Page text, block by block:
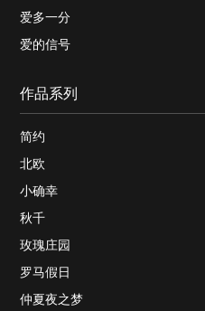
爱多一分
爱的信号
作品系列
简约
北欧
小确幸
秋千
玫瑰庄园
罗马假日
仲夏夜之梦